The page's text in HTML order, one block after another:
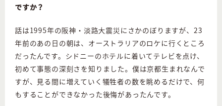
ですか？
話は1995年の阪神・淡路大震災にさかのぼりますが、23
年前のあの日の朝は、オーストラリアのロケに行くところ
だったんです。シドニーのホテルに着いてテレビを点け、
初めて事態の深刻さを知りました。僕は京都生まれなんで
すが、見る間に増えていく犠牲者の数を眺めるだけで、何
もすることができなかった後悔があったんです。